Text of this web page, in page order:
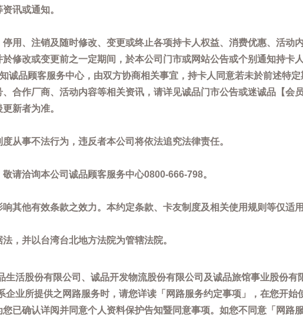
讯或通知。
用、注销及随时修改、变更或终止各项持卡人权益、消费优惠、活动
修改或变更前之一定期间，於本公司门市或网站公告或个别通知持卡
诚品顾客服务中心，由双方协商相关事宜，持卡人同意若未於前述特
合作厂商、活动内容等相关资讯，请详见诚品门市公告或迷诚品【
新者为准。
从事不法行为，违反者本公司将依法追究法律责任。
请洽询本公司诚品顾客服务中心0800-666-798。
其他有效条款之效力。本约定条款、卡友制度及相关使用规则等仅适
，并以台湾台北地方法院为管辖法院。
生活股份有限公司、诚品开发物流股份有限公司及诚品旅馆事业股份
企业所提供之网路服务时，请您详读「网路服务约定事项」，在您开
您已确认详阅并同意个人资料保护告知暨同意事项。如您不同意「网